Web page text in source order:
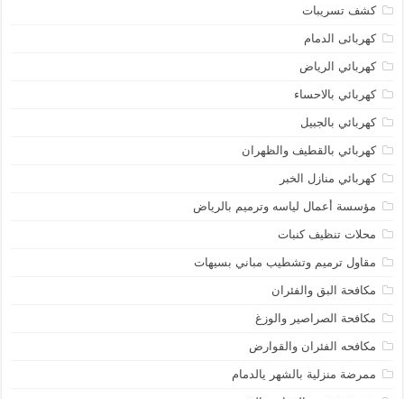
كشف تسريبات
كهربائى الدمام
كهربائي الرياض
كهربائي بالاحساء
كهربائي بالجبيل
كهربائي بالقطيف والظهران
كهربائي منازل الخبر
مؤسسة أعمال لياسه وترميم بالرياض
محلات تنظيف كنبات
مقاول ترميم وتشطيب مباني بسيهات
مكافحة البق والفئران
مكافحة الصراصير والوزغ
مكافحه الفئران والقوارض
ممرضة منزلية بالشهر يالدمام